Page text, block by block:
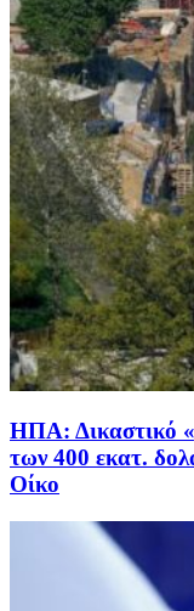
ΗΠΑ: Δικαστικό
των 400 εκατ.
Οίκο